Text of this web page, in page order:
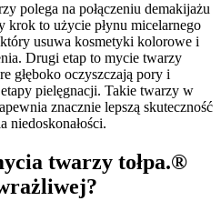
polega na połączeniu demakijażu
krok to użycie płynu micelarnego
usuwa kosmetyki kolorowe i
Drugi etap to mycie twarzy
głęboko oczyszczają pory i
pielęgnacji. Takie twarzy w
znacznie lepszą skuteczność
niedoskonałości.
twarzy tołpa.®